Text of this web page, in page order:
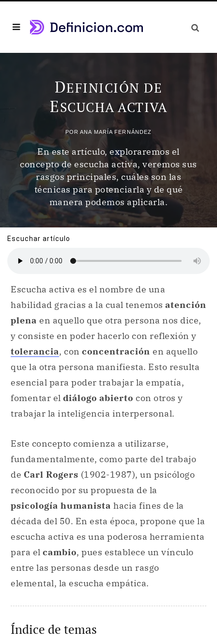
DEFINICIÓN DE
ESCUCHA ACTIVA
PORANA MARÍA FERNÁNDEZ
En este artículo, exploraremos el
concepto de escucha activa, veremos sus
rasgos principales, cuáles son las
técnicas para potenciarla y de qué
manera podemos aplicarla.
Escuchar artículo
Escucha activa es el nombre de una
habilidad gracias a la cual tenemos atención
plena en aquello que otra persona nos dice,
y consiste en poder hacerlo con reflexión y
tolerancia, con concentración en aquello
que la otra persona manifiesta. Esto resulta
esencial para poder trabajar la empatía,
fomentar el diálogo abierto con otros y
trabajar la inteligencia interpersonal.
Este concepto comienza a utilizarse,
fundamentalmente, como parte del trabajo
de Carl Rogers (1902-1987), un psicólogo
reconocido por su propuesta de la
psicología humanista hacia fines de la
década del 50. En esta época, propone que la
escucha activa es una poderosa herramienta
para el cambio, pues establece un vínculo
entre las personas desde un rasgo
elemental, la escucha empática.
Índice de temas